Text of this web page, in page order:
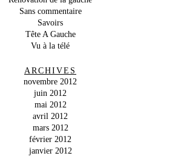
Sans commentaire
Savoirs
Tête A Gauche
Vu à la télé
ARCHIVES
novembre 2012
juin 2012
mai 2012
avril 2012
mars 2012
février 2012
janvier 2012